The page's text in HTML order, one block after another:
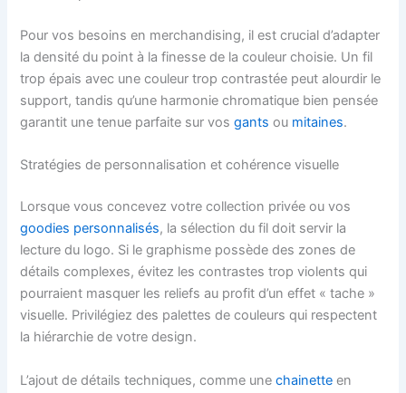
Pour vos besoins en merchandising, il est crucial d’adapter
la densité du point à la finesse de la couleur choisie. Un fil
trop épais avec une couleur trop contrastée peut alourdir le
support, tandis qu’une harmonie chromatique bien pensée
garantit une tenue parfaite sur vosgants ou mitaines.
Stratégies de personnalisation et cohérence visuelle
Lorsque vous concevez votre collection privée ou vos
goodies personnalisés, la sélection du fil doit servir la
lecture du logo. Si le graphisme possède des zones de
détails complexes, évitez les contrastes trop violents qui
pourraient masquer les reliefs au profit d’un effet « tache »
visuelle. Privilégiez des palettes de couleurs qui respectent
la hiérarchie de votre design.
L’ajout de détails techniques, comme unechainette en